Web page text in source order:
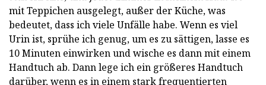
mit Teppichen ausgelegt, außer der Küche, was
bedeutet, dass ich viele Unfälle habe. Wenn es viel
Urin ist, sprühe ich genug, um es zu sättigen, lasse es
10 Minuten einwirken und wische es dann mit einem
Handtuch ab. Dann lege ich ein größeres Handtuch
darüber, wenn es in einem stark frequentierten